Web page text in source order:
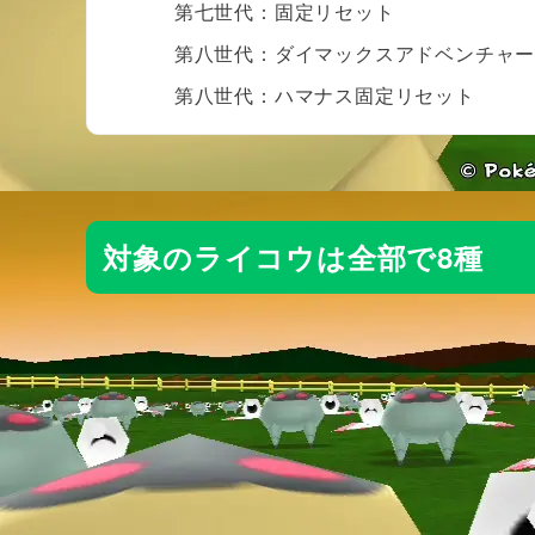
第七世代：固定リセット
第八世代：ダイマックスアドベンチャー
第八世代：ハマナス固定リセット
対象のライコウは全部で8種